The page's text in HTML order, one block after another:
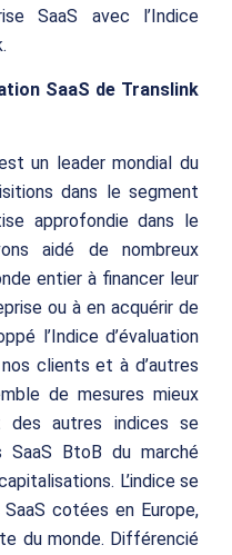
SaaS avec l’Indice
SaaS de Translink
un leader mondial du
dans le segment
approfondie dans le
aidé de nombreux
entier à financer leur
ou à en acquérir de
l’Indice d’évaluation
clients et à d’autres
de mesures mieux
des autres indices se
BtoB du marché
L’indice se
cotées en Europe,
du monde. Différencié